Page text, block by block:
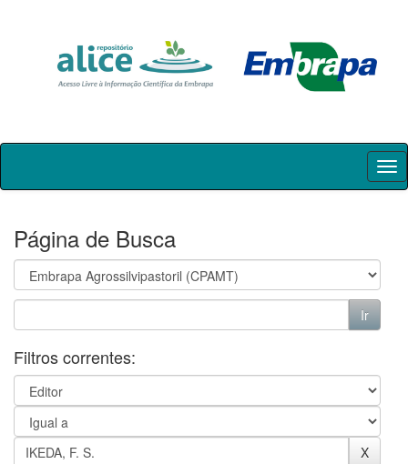
Skip
Página de Busca
Filtros correntes: